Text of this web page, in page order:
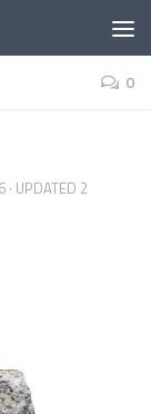
0
· UPDATED 2